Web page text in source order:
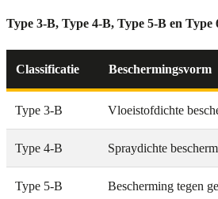
Type 3-B, Type 4-B, Type 5-B en Type
Classificatie Beschermingsvorm
Type 3-B Vloeistofdichte
Type 4-B Spraydichte
Type 5-B Bescherming tegen